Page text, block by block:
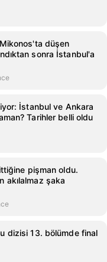
düşen
sonra İstanbul'a
İstanbul ve Ankara
Tarihler belli oldu
pişman oldu.
akılalmaz şaka
dizisi 13. bölümde final